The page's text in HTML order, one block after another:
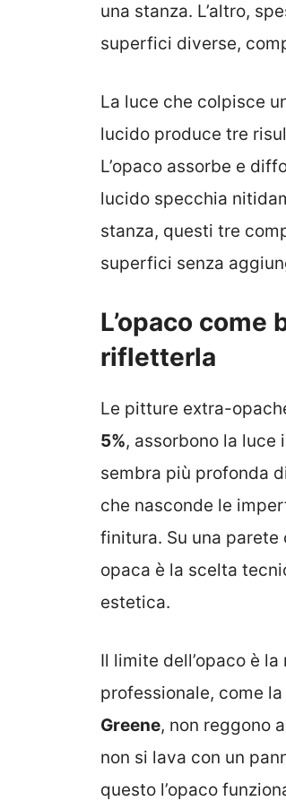
una stanza. L’altro,
superfici diverse,
La luce che colpisce
lucido produce tre
L’opaco assorbe e
lucido specchia
stanza, questi tre
superfici senza
L’opaco come
rifletterla
Le pitture extra-
5%, assorbono la
sembra più profonda
che nasconde le
finitura. Su una
opaca è la scelta
estetica.
Il limite dell’opaco è
professionale, come la
Greene, non reggono
non si lava con un
questo l’opaco